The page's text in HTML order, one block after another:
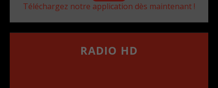
Téléchargez notre application dès maintenant !
RADIO HD